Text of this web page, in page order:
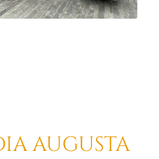
AUGUSTA